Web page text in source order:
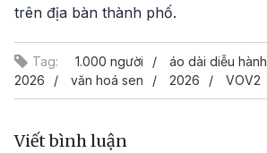
trên địa bàn thành phố.
Tag: 1.000 người áo dài diễu hành
2026
văn hoá sen 2026 VOV2
Viết bình luận